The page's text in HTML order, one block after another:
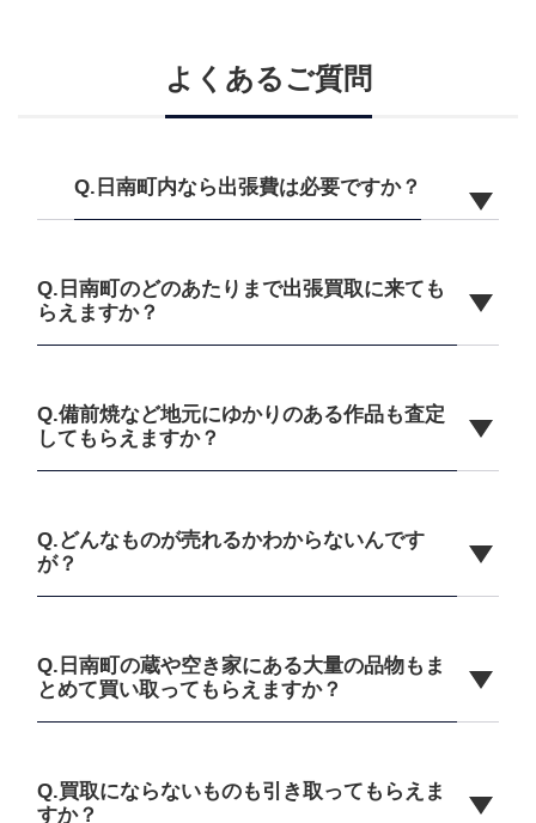
よくあるご質問
Q.日南町内なら出張費は必要ですか？
Q.日南町のどのあたりまで出張買取に来ても
らえますか？
Q.備前焼など地元にゆかりのある作品も査定
してもらえますか？
Q.どんなものが売れるかわからないんです
が？
Q.日南町の蔵や空き家にある大量の品物もま
とめて買い取ってもらえますか？
Q.買取にならないものも引き取ってもらえま
すか？